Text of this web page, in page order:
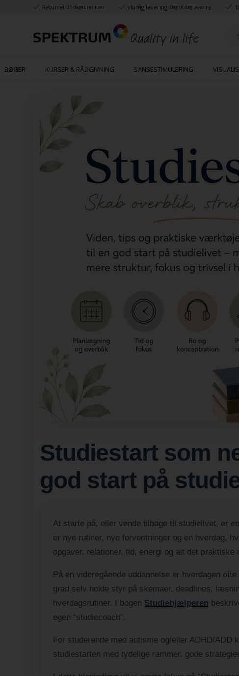
Returret 21 dages returret Hurtig levering Dag til dag levering
BØGER KURSER & RÅDGIVNING SANSESTIMULERING
Studiestart som
god start på
At starte på, eller vende tilbage til studielivet, er
er nye rutiner, nye forventninger og en hverdag,
opgaver, relationer, tid, energi og alt det praktiske
På en videregående uddannelse er hverdagen
grad selv holde styr på skemaer, deadlines,
hverdagsrutiner. I bogen Studiehjælperen
egen “studiecoach”.
For studerende med autisme og/eller ADHD/
studiestarten med tydelige rammer, gode